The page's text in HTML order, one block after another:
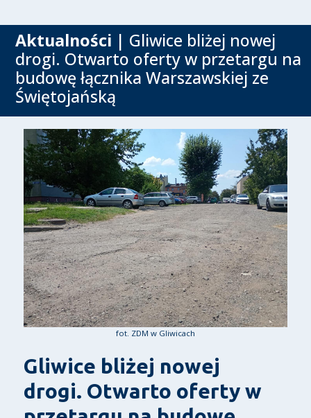
Aktualności | Gliwice bliżej nowej
drogi. Otwarto oferty w przetargu na
budowę łącznika Warszawskiej ze
Świętojańską
fot. ZDM w Gliwicach
Gliwice bliżej nowej
drogi. Otwarto oferty w